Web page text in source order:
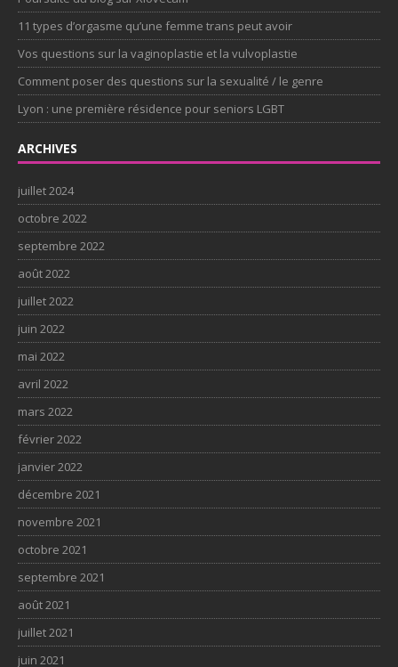
11 types d’orgasme qu’une femme trans peut avoir
Vos questions sur la vaginoplastie et la vulvoplastie
Comment poser des questions sur la sexualité / le genre
Lyon : une première résidence pour seniors LGBT
ARCHIVES
juillet 2024
octobre 2022
septembre 2022
août 2022
juillet 2022
juin 2022
mai 2022
avril 2022
mars 2022
février 2022
janvier 2022
décembre 2021
novembre 2021
octobre 2021
septembre 2021
août 2021
juillet 2021
juin 2021